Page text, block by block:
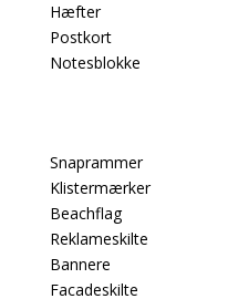
Hæfter
Postkort
Notesblokke
Snaprammer
Klistermærker
Beachflag
Reklameskilte
Bannere
Facadeskilte